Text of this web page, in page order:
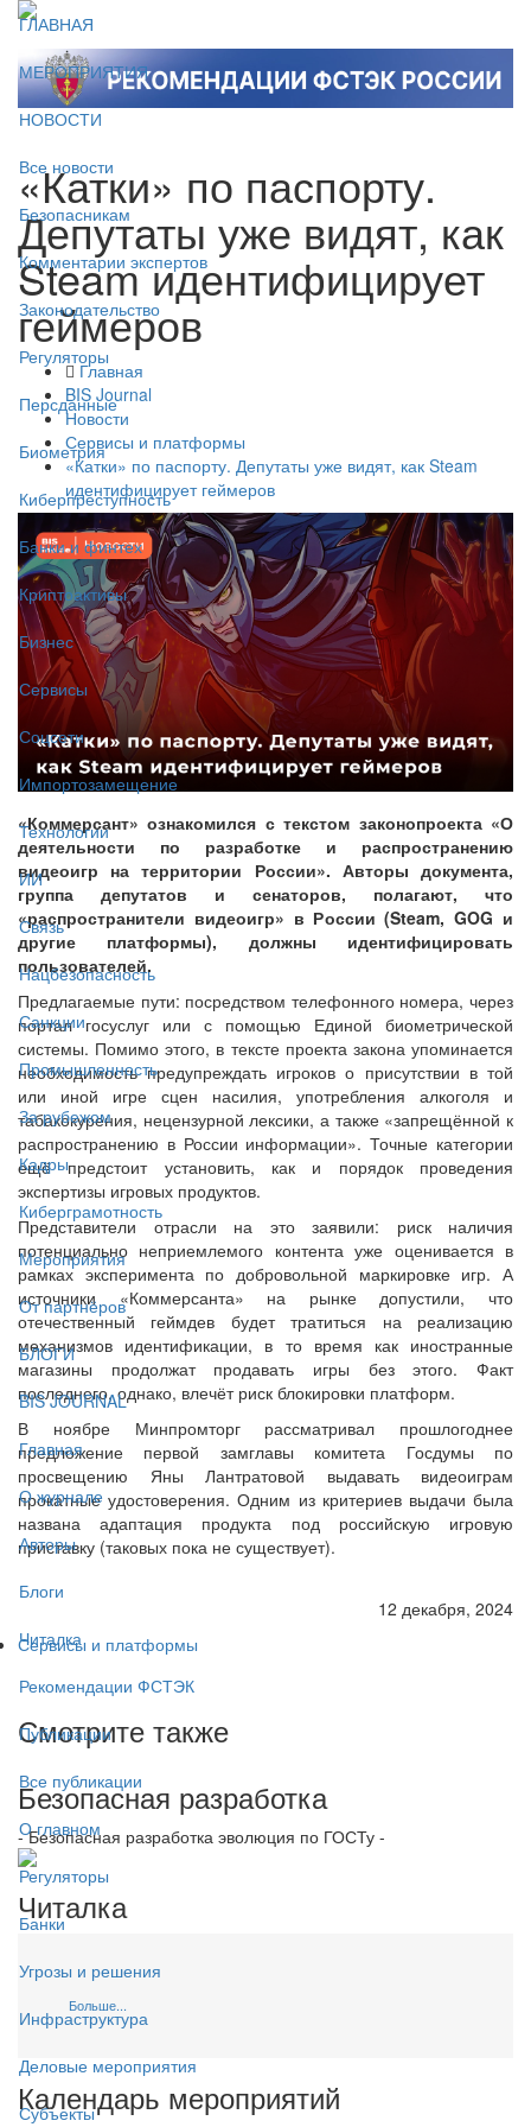
ГЛАВНАЯ
МЕРОПРИЯТИЯ
НОВОСТИ
Все новости
Безопасникам
Комментарии экспертов
Законодательство
Регуляторы
Персданные
Биометрия
Киберпреступность
Банки и финтех
Криптоактивы
Бизнес
Сервисы
Соцсети
Импортозамещение
Технологии
ИИ
Связь
Нацбезопасность
Санкции
Промышленность
За рубежом
Кадры
Киберграмотность
Мероприятия
От партнёров
БЛОГИ
BIS JOURNAL
Главная
О журнале
Авторы
Блоги
Читалка
Рекомендации ФСТЭК
Публикации
Все публикации
О главном
Регуляторы
Банки
Угрозы и решения
Инфраструктура
Деловые мероприятия
Субъекты
«Катки» по паспорту.
Депутаты уже видят, как
Steam идентифицирует
геймеров
Главная
BIS Journal
Новости
Сервисы и платформы
«Катки» по паспорту. Депутаты уже видят, как Steam
идентифицирует геймеров
«Коммерсант» ознакомился с текстом законопроекта «О
деятельности по разработке и распространению
видеоигр на территории России». Авторы документа,
группа депутатов и сенаторов, полагают, что
«распространители видеоигр» в России (Steam, GOG и
другие платформы), должны идентифицировать
пользователей.
Предлагаемые пути: посредством телефонного номера, через
портал госуслуг или с помощью Единой биометрической
системы. Помимо этого, в тексте проекта закона упоминается
необходимость предупреждать игроков о присутствии в той
или иной игре сцен насилия, употребления алкоголя и
табакокурения, нецензурной лексики, а также «запрещённой к
распространению в России информации». Точные категории
ещё предстоит установить, как и порядок проведения
экспертизы игровых продуктов.
Представители отрасли на это заявили: риск наличия
потенциально неприемлемого контента уже оценивается в
рамках эксперимента по добровольной маркировке игр. А
источники «Коммерсанта» на рынке допустили, что
отечественный геймдев будет тратиться на реализацию
механизмов идентификации, в то время как иностранные
магазины продолжат продавать игры без этого. Факт
последнего, однако, влечёт риск блокировки платформ.
В ноябре Минпромторг рассматривал прошлогоднее
предложение первой замглавы комитета Госдумы по
просвещению Яны Лантратовой выдавать видеоиграм
прокатные удостоверения. Одним из критериев выдачи была
названа адаптация продукта под российскую игровую
приставку (таковых пока не существует).
12 декабря, 2024
Сервисы и платформы
Смотрите также
Безопасная разработка
- Безопасная разработка эволюция по ГОСТу -
Читалка
Больше...
Календарь мероприятий